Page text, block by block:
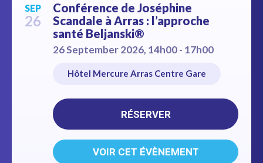
SEP
26
Conférence de Joséphine
Scandale à Arras : l’approche
santé Beljanski®
26 September 2026, 14h00 - 17h00
Hôtel Mercure Arras Centre Gare
RÉSERVER
VOIR CET ÉVÈNEMENT